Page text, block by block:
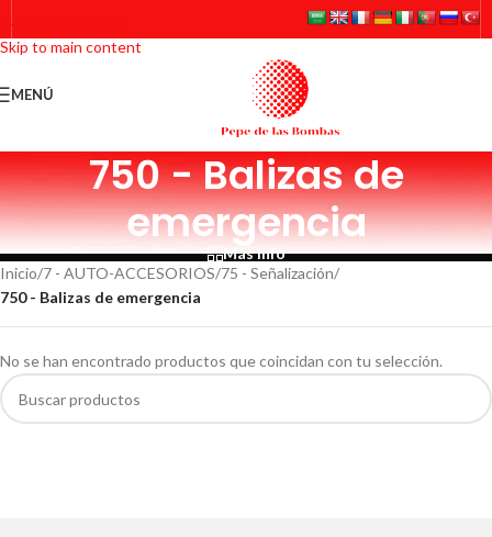
Skip to navigation
Skip to main content
MENÚ
750 - Balizas de
emergencia
Más info
Inicio/7 - AUTO-ACCESORIOS/75 - Señalización/
750 - Balizas de emergencia
No se han encontrado productos que coincidan con tu selección.